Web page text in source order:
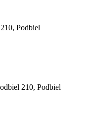
Podbiel
210, Podbiel